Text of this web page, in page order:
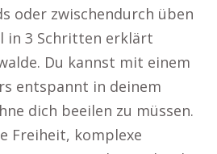
oder zwischendurch üben
in 3 Schritten erklärt
Du kannst mit einem
entspannt in deinem
dich beeilen zu müssen.
Freiheit, komplexe